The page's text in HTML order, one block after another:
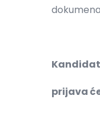
prijava